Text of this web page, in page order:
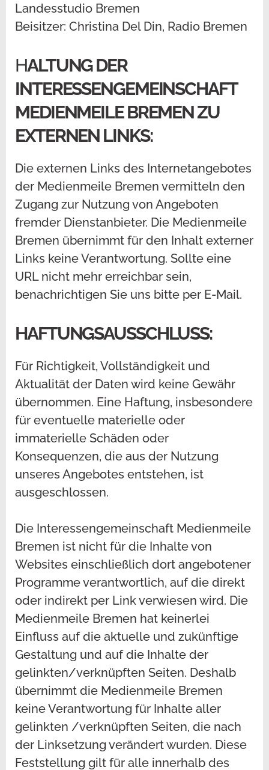
Landesstudio Bremen
Beisitzer: Christina Del Din, Radio Bremen
HALTUNG DER
INTERESSENGEMEINSCHAFT
MEDIENMEILE BREMEN ZU
EXTERNEN LINKS:
Die externen Links des Internetangebotes
der Medienmeile Bremen vermitteln den
Zugang zur Nutzung von Angeboten
fremder Dienstanbieter. Die Medienmeile
Bremen übernimmt für den Inhalt externer
Links keine Verantwortung. Sollte eine
URL nicht mehr erreichbar sein,
benachrichtigen Sie uns bitte per E-Mail.
HAFTUNGSAUSSCHLUSS:
Für Richtigkeit, Vollständigkeit und
Aktualität der Daten wird keine Gewähr
übernommen. Eine Haftung, insbesondere
für eventuelle materielle oder
immaterielle Schäden oder
Konsequenzen, die aus der Nutzung
unseres Angebotes entstehen, ist
ausgeschlossen.
Die Interessengemeinschaft Medienmeile
Bremen ist nicht für die Inhalte von
Websites einschließlich dort angebotener
Programme verantwortlich, auf die direkt
oder indirekt per Link verwiesen wird. Die
Medienmeile Bremen hat keinerlei
Einfluss auf die aktuelle und zukünftige
Gestaltung und auf die Inhalte der
gelinkten/verknüpften Seiten. Deshalb
übernimmt die Medienmeile Bremen
keine Verantwortung für Inhalte aller
gelinkten /verknüpften Seiten, die nach
der Linksetzung verändert wurden. Diese
Feststellung gilt für alle innerhalb des